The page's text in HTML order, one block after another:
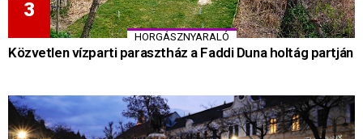
HORGÁSZNYARALÓ
Közvetlen vízparti parasztház a Faddi Duna holtág partján